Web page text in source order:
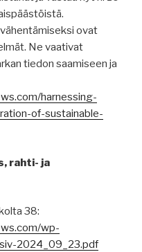
ovat
Ne vaativat
tiedon saamiseen ja
harnessing-
of-sustainable-
rahti- ja
38:
wp-
2024_09_23.pdf